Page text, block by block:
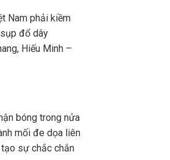
Nam phải kiềm
đổ dây
Hiếu Minh –
bóng trong nửa
mối đe dọa liên
sự chắc chắn